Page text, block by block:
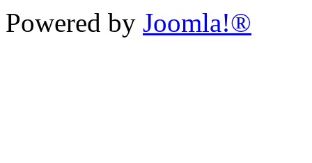
Powered by Joomla!®